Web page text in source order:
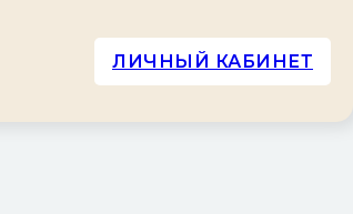
ЛИЧНЫЙ КАБИНЕТ